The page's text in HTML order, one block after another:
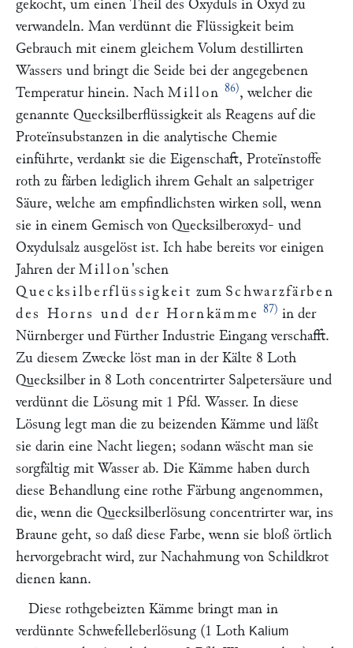
gekocht, um einen Theil des Oxyduls in Oxyd zu
verwandeln. Man verdünnt die Flüssigkeit beim
Gebrauch mit einem gleichem Volum destillirten
Wassers und bringt die Seide bei der angegebenen
Temperatur hinein. Nach Millon 86), welcher die
genannte Quecksilberflüssigkeit als Reagens auf die
Proteïnsubstanzen in die analytische Chemie
einführte, verdankt sie die Eigenschaft, Proteïnstoffe
roth zu färben lediglich ihrem Gehalt an salpetriger
Säure, welche am empfindlichsten wirken soll, wenn
sie in einem Gemisch von Quecksilberoxyd- und
Oxydulsalz ausgelöst ist. Ich habe bereits vor einigen
Jahren der Millon 'schen
Quecksilberflüssigkeit zum Schwarzfärben
des Horns und der Hornkämme 87) in der
Nürnberger und Fürther Industrie Eingang verschafft.
Zu diesem Zwecke löst man in der Kälte 8 Loth
Quecksilber in 8 Loth concentrirter Salpetersäure und
verdünnt die Lösung mit 1 Pfd. Wasser. In diese
Lösung legt man die zu beizenden Kämme und läßt
sie darin eine Nacht liegen; sodann wäscht man sie
sorgfältig mit Wasser ab. Die Kämme haben durch
diese Behandlung eine rothe Färbung angenommen,
die, wenn die Quecksilberlösung concentrirter war, ins
Braune geht, so daß diese Farbe, wenn sie bloß örtlich
hervorgebracht wird, zur Nachahmung von Schildkrot
dienen kann.
Diese rothgebeizten Kämme bringt man in
verdünnte Schwefelleberlösung (1 Loth Kalium